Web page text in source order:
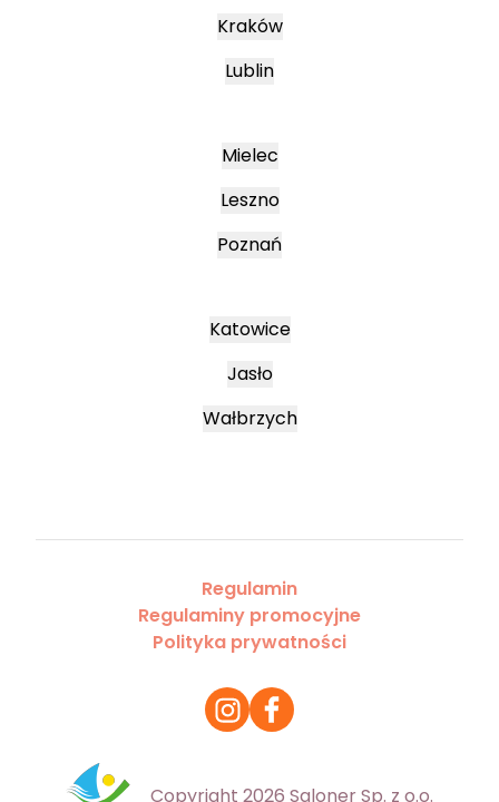
Kraków
Lublin
Mielec
Leszno
Poznań
Katowice
Jasło
Wałbrzych
Regulamin
Regulaminy promocyjne
Polityka prywatności
Copyright 2026 Saloner Sp. z o.o.